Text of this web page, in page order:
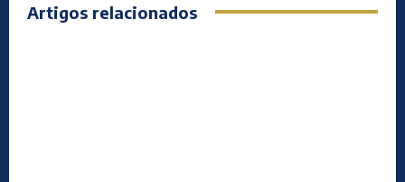
Artigos relacionados